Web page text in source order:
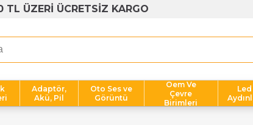
TL ÜZERİ ÜCRETSİZ KARGO
Adaptör,
Akü, Pil
Oto Ses ve
Görüntü
Oem Ve
Çevre
Birimleri